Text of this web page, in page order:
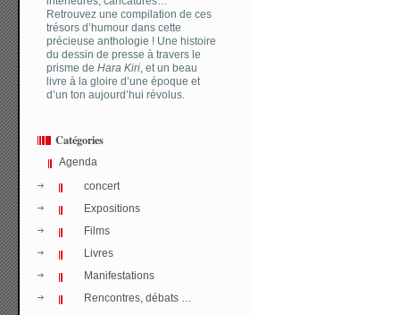
Retrouvez une compilation de ces
trésors d’humour dans cette
précieuse anthologie ! Une histoire
du dessin de presse à travers le
prisme de Hara Kiri, et un beau
livre à la gloire d’une époque et
d’un ton aujourd’hui révolus.
Catégories
Agenda
concert
Expositions
Films
Livres
Manifestations
Rencontres, débats …